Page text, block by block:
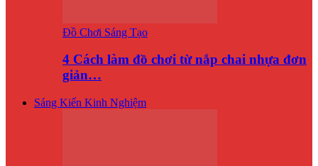
Đồ Chơi Sáng Tạo
4 Cách làm đồ chơi từ nắp chai nhựa đơn
giản…
Sáng Kiến Kinh Nghiệm